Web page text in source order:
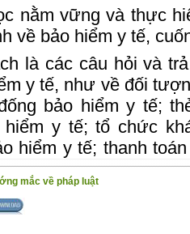
nằm vững và thực
về bảo hiểm y tế,
là các câu hỏi và
y tế, như về đối
bảo hiểm y tế;
y tế; tổ chức
hiểm y tế; thanh
quỹ bảo hiểm y tế;
bảo hiểm y tế…
:
mắc về pháp luật